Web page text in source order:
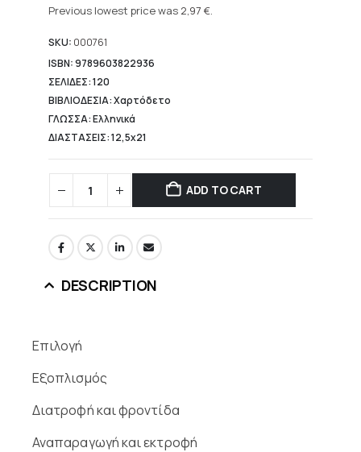
4,24 €.
price
2,97 €.
Previous lowest price was 2,97 €.
SKU: 000761
ISBN: 9789603822936
ΣΕΛΙΔΕΣ: 120
ΒΙΒΛΙΟΔΕΣΙΑ: Χαρτόδετο
ΓΛΩΣΣΑ: Ελληνικά
ΔΙΑΣΤΑΣΕΙΣ: 12,5x21
ADD TO CART
DESCRIPTION
Επιλογή
Εξοπλισμός
Διατροφή και φροντίδα
Αναπαραγωγή και εκτροφή